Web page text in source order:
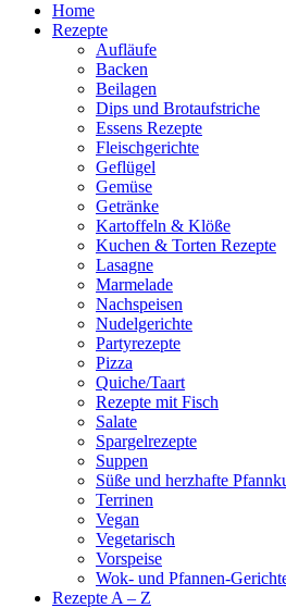
Home
Rezepte
Aufläufe
Backen
Beilagen
Dips und Brotaufstriche
Essens Rezepte
Fleischgerichte
Geflügel
Gemüse
Getränke
Kartoffeln & Klöße
Kuchen & Torten Rezepte
Lasagne
Marmelade
Nachspeisen
Nudelgerichte
Partyrezepte
Pizza
Quiche/Taart
Rezepte mit Fisch
Salate
Spargelrezepte
Suppen
Süße und herzhafte
Terrinen
Vegan
Vegetarisch
Vorspeise
Wok- und Pfannen-
Rezepte A – Z